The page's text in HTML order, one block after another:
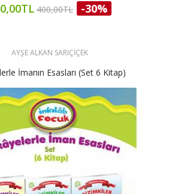
400,00TL -30%
AYŞE ALKAN SARIÇİÇEK
İmanın Esasları (Set 6 Kitap)